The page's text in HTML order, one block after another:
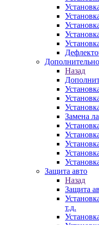
Назад
Замена
Защита авто
Назад
Защита
т.д.